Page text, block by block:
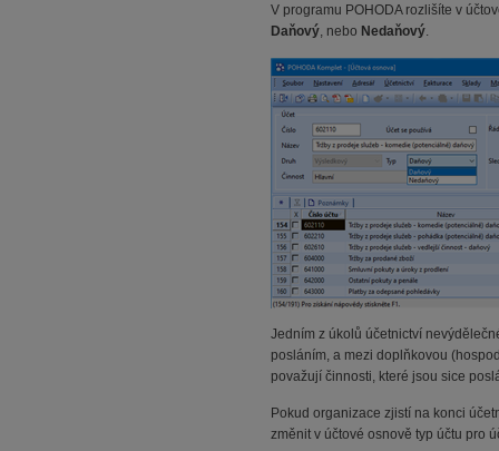
V programu POHODA rozlišíte v
Daňový, nebo Nedaňový.
Jedním z úkolů účetnictví
posláním, a mezi doplňkovou
považují činnosti, které jsou sice
Pokud organizace zjistí na konci
změnit v účtové osnově typ účtu pro